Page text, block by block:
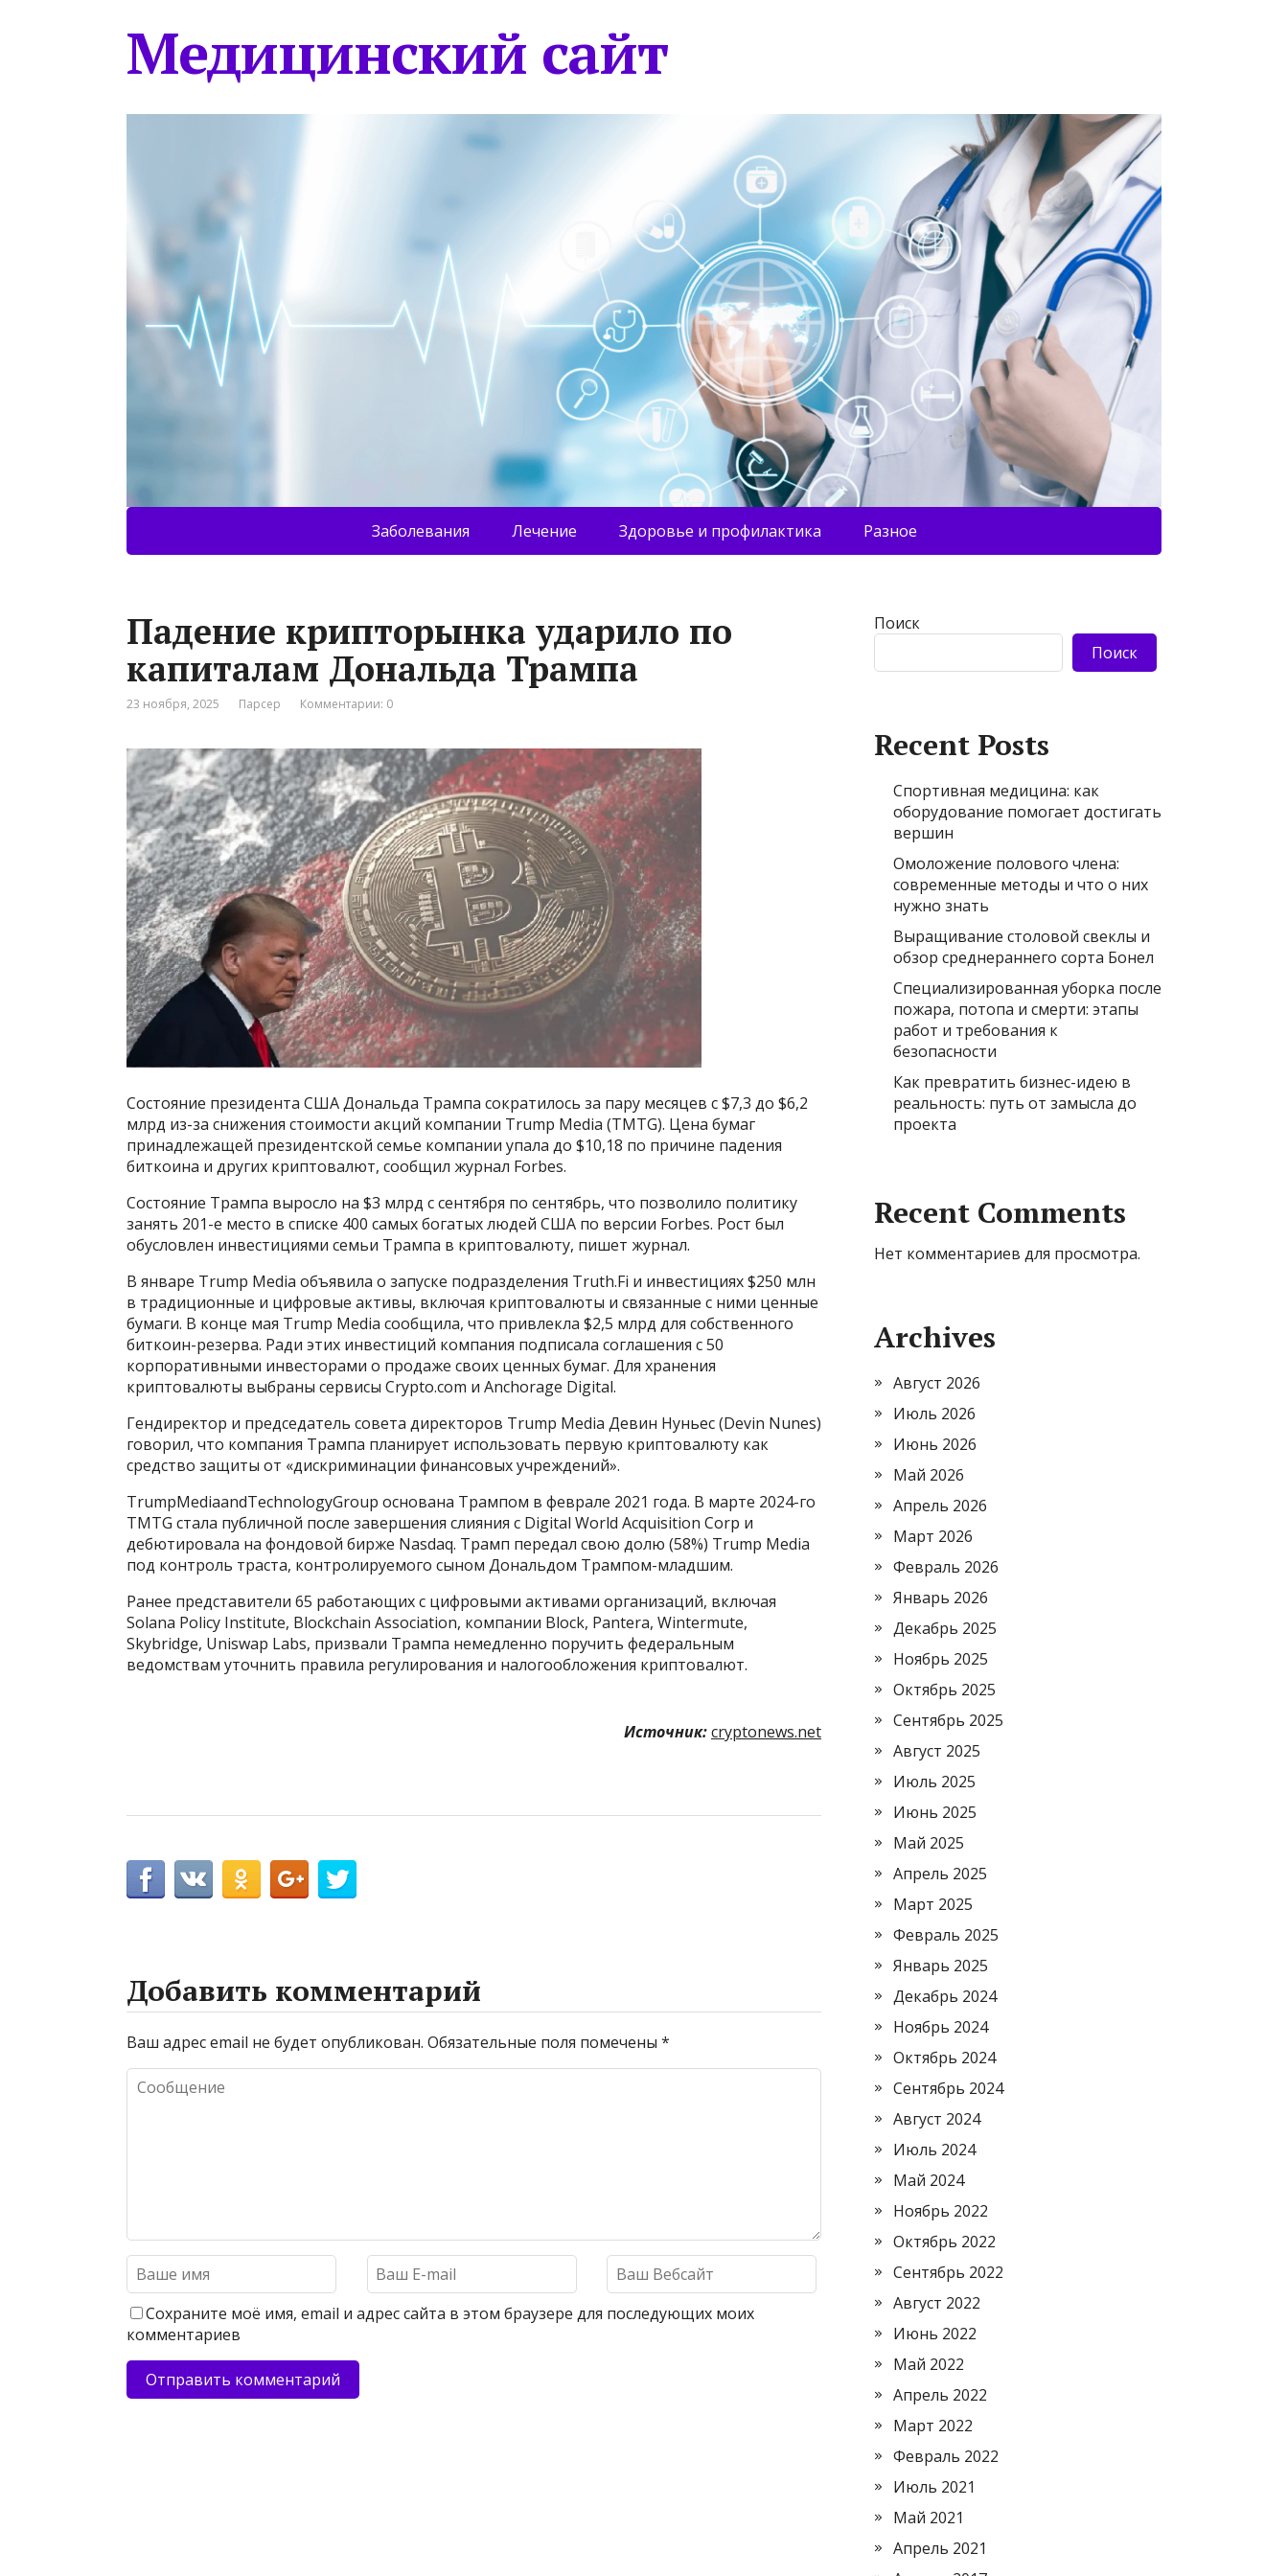
Медицинский сайт
Заболевания Лечение Здоровье и профилактика Разное
Падение крипторынка ударило по
капиталам Дональда Трампа
23 ноября, 2025 Парсер Комментарии: 0
Состояние президента США Дональда Трампа сократилось за пару месяцев с $7,3 до $6,2
млрд из-за снижения стоимости акций компании Trump Media (TMTG). Цена бумаг
принадлежащей президентской семье компании упала до $10,18 по причине падения
биткоина и других криптовалют, сообщил журнал Forbes.
Состояние Трампа выросло на $3 млрд с сентября по сентябрь, что позволило политику
занять 201-е место в списке 400 самых богатых людей США по версии Forbes. Рост был
обусловлен инвестициями семьи Трампа в криптовалюту, пишет журнал.
В январе Trump Media объявила о запуске подразделения Truth.Fi и инвестициях $250 млн
в традиционные и цифровые активы, включая криптовалюты и связанные с ними ценные
бумаги. В конце мая Trump Media сообщила, что привлекла $2,5 млрд для собственного
биткоин-резерва. Ради этих инвестиций компания подписала соглашения с 50
корпоративными инвесторами о продаже своих ценных бумаг. Для хранения
криптовалюты выбраны сервисы Cryptо.соm и Anchorage Digital.
Гендиректор и председатель совета директоров Trump Media Девин Нуньес (Devin Nunes)
говорил, что компания Трампа планирует использовать первую криптовалюту как
средство защиты от «дискриминации финансовых учреждений».
TrumpMediaandTechnologyGroup основана Трампом в феврале 2021 года. В марте 2024-го
TMTG стала публичной после завершения слияния с Digital World Acquisition Corp и
дебютировала на фондовой бирже Nasdaq. Трамп передал свою долю (58%) Trump Media
под контроль траста, контролируемого сыном Дональдом Трампом-младшим.
Ранее представители 65 работающих с цифровыми активами организаций, включая
Solana Policy Institute, Blockchain Association, компании Block, Pantera, Wintermute,
Skybridge, Uniswap Labs, призвали Трампа немедленно поручить федеральным
ведомствам уточнить правила регулирования и налогообложения криптовалют.
Источник:cryptonews.net
Добавить комментарий
Ваш адрес email не будет опубликован. Обязательные поля помечены *
Сохраните моё имя, email и адрес сайта в этом браузере для последующих моих
комментариев
Поиск
Поиск
Recent Posts
Спортивная медицина: как
оборудование помогает достигать
вершин
Омоложение полового члена:
современные методы и что о них
нужно знать
Выращивание столовой свеклы и
обзор среднераннего сорта Бонел
Специализированная уборка после
пожара, потопа и смерти: этапы
работ и требования к
безопасности
Как превратить бизнес-идею в
реальность: путь от замысла до
проекта
Recent Comments
Нет комментариев для просмотра.
Archives
Август 2026
Июль 2026
Июнь 2026
Май 2026
Апрель 2026
Март 2026
Февраль 2026
Январь 2026
Декабрь 2025
Ноябрь 2025
Октябрь 2025
Сентябрь 2025
Август 2025
Июль 2025
Июнь 2025
Май 2025
Апрель 2025
Март 2025
Февраль 2025
Январь 2025
Декабрь 2024
Ноябрь 2024
Октябрь 2024
Сентябрь 2024
Август 2024
Июль 2024
Май 2024
Ноябрь 2022
Октябрь 2022
Сентябрь 2022
Август 2022
Июнь 2022
Май 2022
Апрель 2022
Март 2022
Февраль 2022
Июль 2021
Май 2021
Апрель 2021